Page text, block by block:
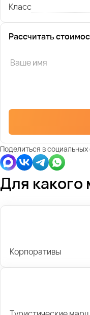
Класс
Рассчитать
Поделиться в социальных
Для
Корпоративы